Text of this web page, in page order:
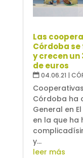
Las
Córdoba
y crecen un
de euros
04.06.21 |
Córdoba ha
General en
en la que ha
y...
leer más